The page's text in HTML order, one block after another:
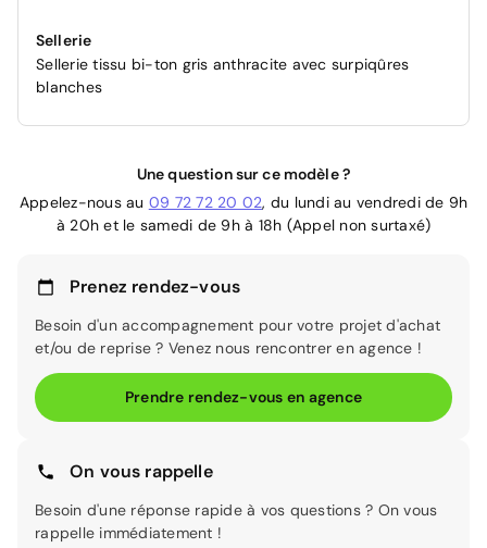
Sellerie
Sellerie tissu bi-ton gris anthracite avec surpiqûres
blanches
Une question sur ce modèle ?
Appelez-nous au 09 72 72 20 02, du lundi au vendredi de 9h
à 20h et le samedi de 9h à 18h (Appel non surtaxé)
Prenez rendez-vous
Besoin d'un accompagnement pour votre projet d'achat
et/ou de reprise ? Venez nous rencontrer en agence !
Prendre rendez-vous en agence
On vous rappelle
Besoin d'une réponse rapide à vos questions ? On vous
rappelle immédiatement !